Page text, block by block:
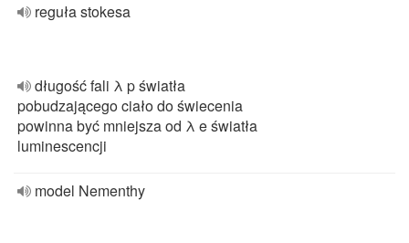
reguła stokesa
długość fali λ p światła
pobudzającego ciało do świecenia
powinna być mniejsza od λ e światła
luminescencji
model Nementhy